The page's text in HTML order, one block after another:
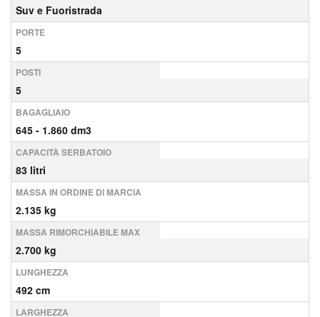
Suv e Fuoristrada
PORTE
5
POSTI
5
BAGAGLIAIO
645 - 1.860 dm3
CAPACITÀ SERBATOIO
83 litri
MASSA IN ORDINE DI MARCIA
2.135 kg
MASSA RIMORCHIABILE MAX
2.700 kg
LUNGHEZZA
492 cm
LARGHEZZA